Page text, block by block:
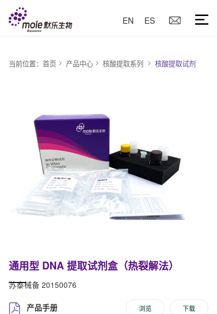
EN ES
当前位置： 首页 产品中心 核酸提取系列 核酸提取试剂
通用型 DNA 提取试剂盒（热裂解法）
苏泰械备 20150076
产品手册 下载
浏览